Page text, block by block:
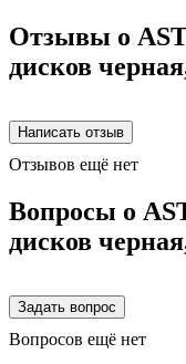
Отзывы о
дисков
Отзывов ещё нет
Вопросы о
дисков
Вопросов ещё нет